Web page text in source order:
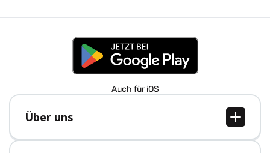
Auch für iOS
Über uns
Über uns